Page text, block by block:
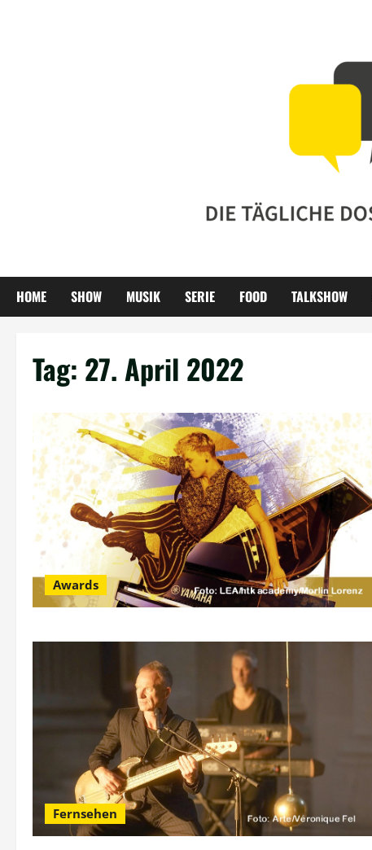
HOME SHOW MUSIK SERIE FOOD TALKSHOW
Tag: 27. April 2022
Awards
Fernsehen